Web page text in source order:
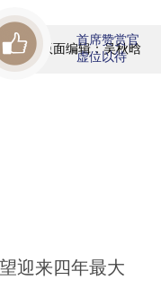
凯茜 | 版面编辑：吴秋晗
首席赞赏官
虚位以待
迎来四年最大